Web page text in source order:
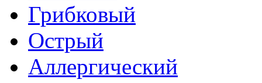
Грибковый
Острый
Аллергический